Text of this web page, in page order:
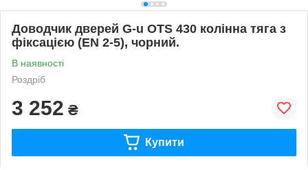
Доводчик дверей G-u OTS 430 колінна тяга з
фіксацією (EN 2-5), чорний.
В наявності
Роздріб
3 252 ₴
Купити